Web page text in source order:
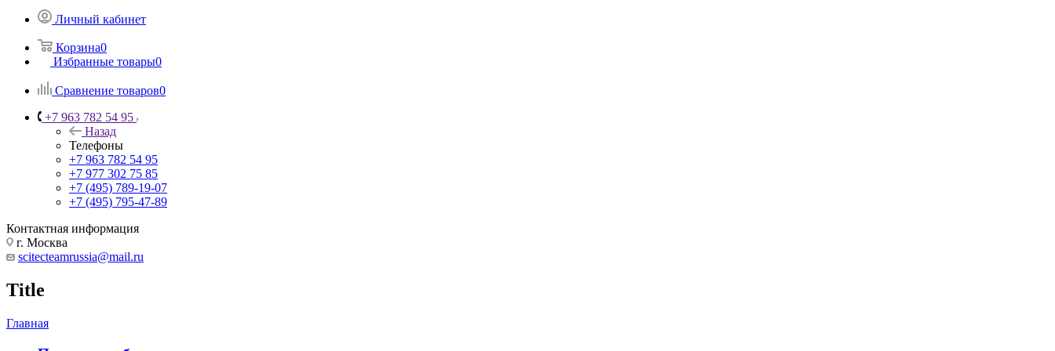
Личный кабинет
Корзина0
Избранные товары0
Сравнение товаров0
+7 963 782 54 95
Назад
Телефоны
+7 963 782 54 95
+7 977 302 75 85
+7 (495) 789-19-07
+7 (495) 795-47-89
Контактная информация
г. Москва
scitecteamrussia@mail.ru
Title
Главная